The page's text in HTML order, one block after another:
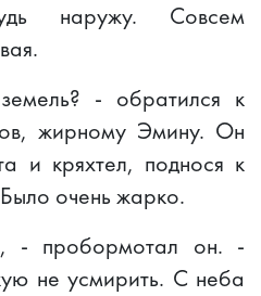
наружу. Совсем
- обратился к
жирному Эмину. Он
и кряхтел, поднося к
очень жарко.
- пробормотал он. -
не усмирить. С неба